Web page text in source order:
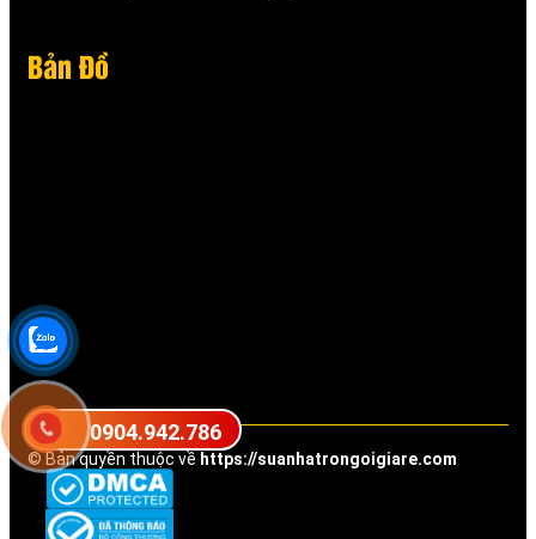
Bản Đồ
© Bản quyền thuộc về https://suanhatrongoigiare.com
0904.942.786